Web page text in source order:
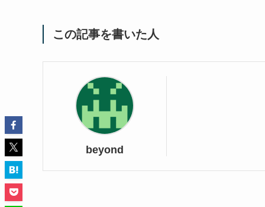
この記事を書いた人
beyond